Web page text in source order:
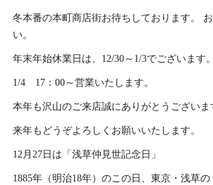
冬本番の本町商店街お待ちしております。
い。
年末年始休業日は、12/30～1/3でございます。
1/4 17：00～営業いたします。
本年も沢山のご来店誠にありがとうございま
来年もどうぞよろしくお願いいたします。
12月27日は「浅草仲見世記念日」
1885年（明治18年）のこの日、東京・浅草